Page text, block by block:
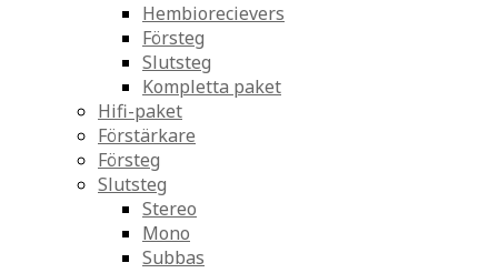
Hembiorecievers
Försteg
Slutsteg
Kompletta paket
Hifi-paket
Förstärkare
Försteg
Slutsteg
Stereo
Mono
Subbas